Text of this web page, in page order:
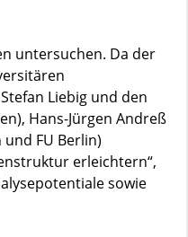
untersuchen. Da der
Liebig und den
Hans-Jürgen Andreß
FU Berlin)
erleichtern“,
sowie